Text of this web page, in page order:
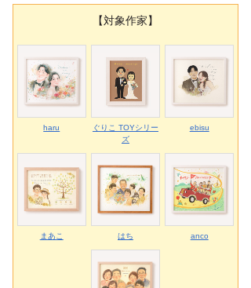
【対象作家】
haru
ぐりこ TOYシリー
ズ
ebisu
まあこ はち anco